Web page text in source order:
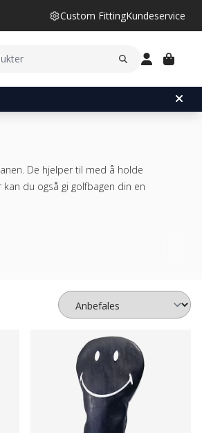
Custom FittingKundeservice
De hjelper til med å holde
du også gi golfbagen din en